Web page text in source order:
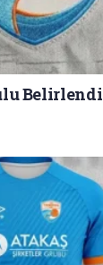
Belirlendi